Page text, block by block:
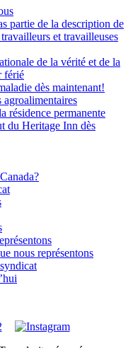
partie de la description de
et travailleuses
de la vérité et de la
férié
dès maintenant!
agroalimentaires
résidence permanente
du Heritage Inn dès
nous représentons